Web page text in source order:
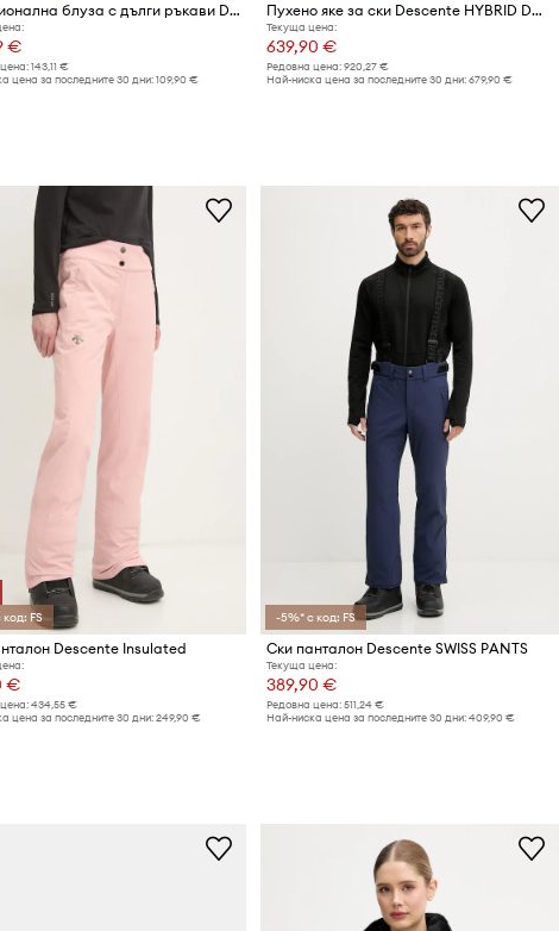
Функционална блуза с дълги ръкави Descente WOMENS T-NECK
€
143,11 €
цена за последните 30 дни: 109,90 €
Пухено яке за ски Descente HYBRID DOWN JACKET
Текуща цена:
639,90 €
Редовна цена: 920,27 €
Най-ниска цена за последните 30 дни: 679,90 €
FS
Descente Insulated
€
434,55 €
цена за последните 30 дни: 249,90 €
-5%* с код: FS
Ски панталон Descente SWISS PANTS
Текуща цена:
389,90 €
Редовна цена: 511,24 €
Най-ниска цена за последните 30 дни: 409,90 €